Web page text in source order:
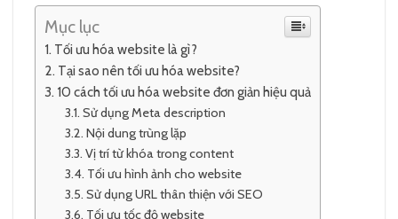
Mục lục
Tối ưu hóa website là gì?
Tại sao nên tối ưu hóa website?
10 cách tối ưu hóa website đơn giản hiệu quả
Sử dụng Meta description
Nội dung trùng lặp
Vị trí từ khóa trong content
Tối ưu hình ảnh cho website
Sử dụng URL thân thiện với SEO
Tối ưu tốc độ website